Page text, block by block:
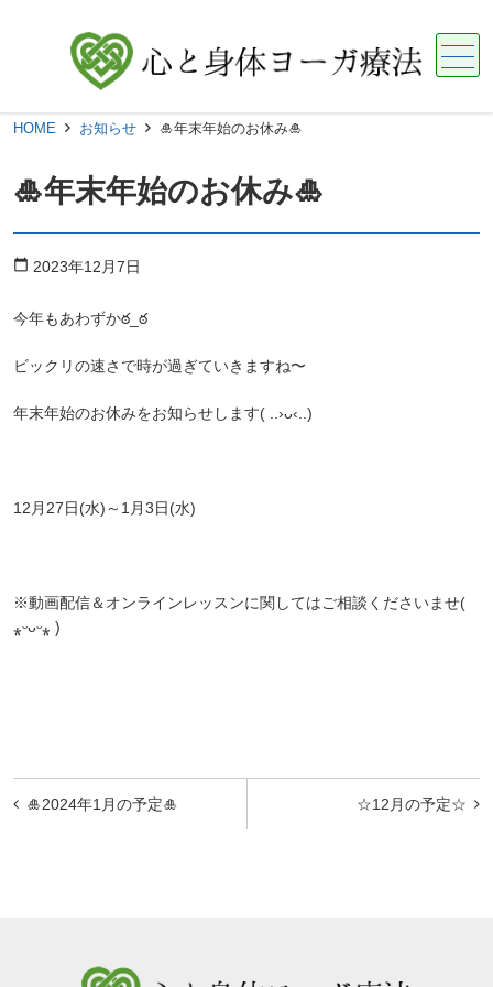
メニュー
HOME お知らせ 🎍年末年始のお休み🎍
🎍年末年始のお休み🎍
calendar_today 2023年12月7日
今年もあわずか‎ఠ_ఠ
ビックリの速さで時が過ぎていきますね〜
年末年始のお休みをお知らせします( ..›ᴗ‹..)
12月27日(水)～1月3日(水)
※動画配信＆オンラインレッスンに関してはご相談くださいませ(
⁎ᵕᴗᵕ⁎ )
投
☆12月の予定☆
🎍2024年1月の予定🎍